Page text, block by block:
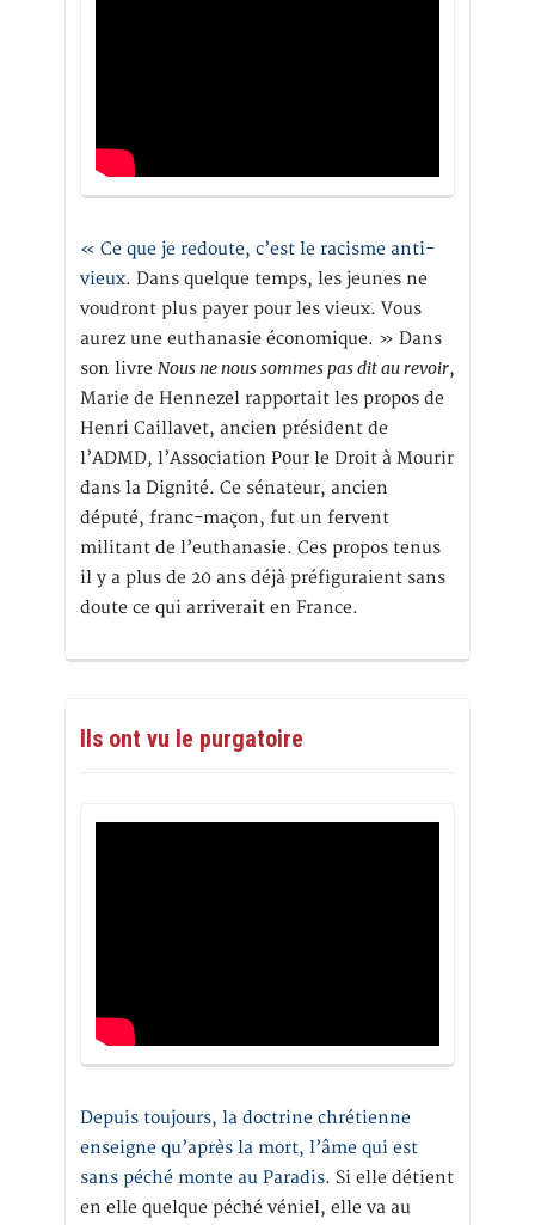
« Ce que je redoute, c’est le racisme anti-
vieux. Dans quelque temps, les jeunes ne
voudront plus payer pour les vieux. Vous
aurez une euthanasie économique. » Dans
son livre Nous ne nous sommes pas dit au revoir,
Marie de Hennezel rapportait les propos de
Henri Caillavet, ancien président de
l’ADMD, l’Association Pour le Droit à Mourir
dans la Dignité. Ce sénateur, ancien
député, franc-maçon, fut un fervent
militant de l’euthanasie. Ces propos tenus
il y a plus de 20 ans déjà préfiguraient sans
doute ce qui arriverait en France.
Ils ont vu le purgatoire
Depuis toujours, la doctrine chrétienne
enseigne qu’après la mort, l’âme qui est
sans péché monte au Paradis. Si elle détient
en elle quelque péché véniel, elle va au